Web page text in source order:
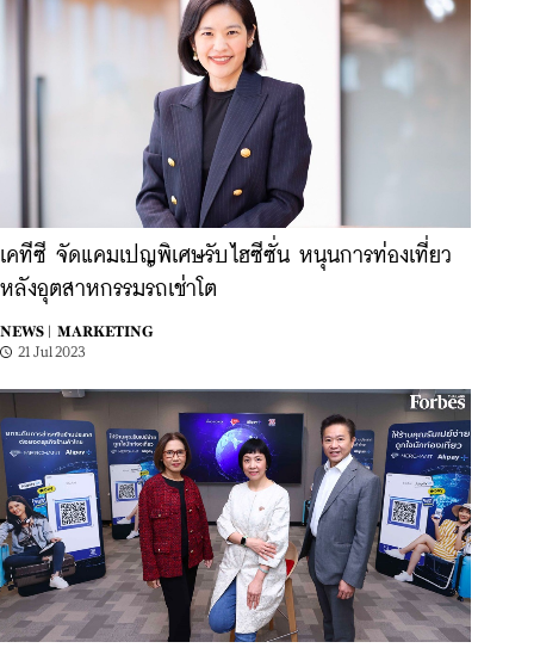
เคทีซี จัดแคมเปญพิเศษรับไฮซีซั่น หนุนการท่องเที่ยว
หลังอุตสาหกรรมรถเช่าโต
NEWS |
MARKETING
21 Jul 2023